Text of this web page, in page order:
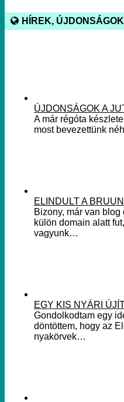
HÍREK, ÚJDONSÁGOK
ÚJDONSÁGOK A
A már régóta
most bevezettünk
ELINDULT A
Bizony, már van
külön domain alatt
vagyunk…
EGY KIS NYÁRI
Gondolkodtam egy
döntöttem, hogy az
nyakörvek…